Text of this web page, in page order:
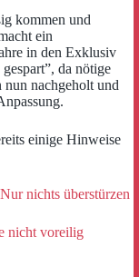
kommen und
ein
in den Exklusiv
da nötige
nachgeholt und
einige Hinweise
nichts überstürzen
nicht voreilig